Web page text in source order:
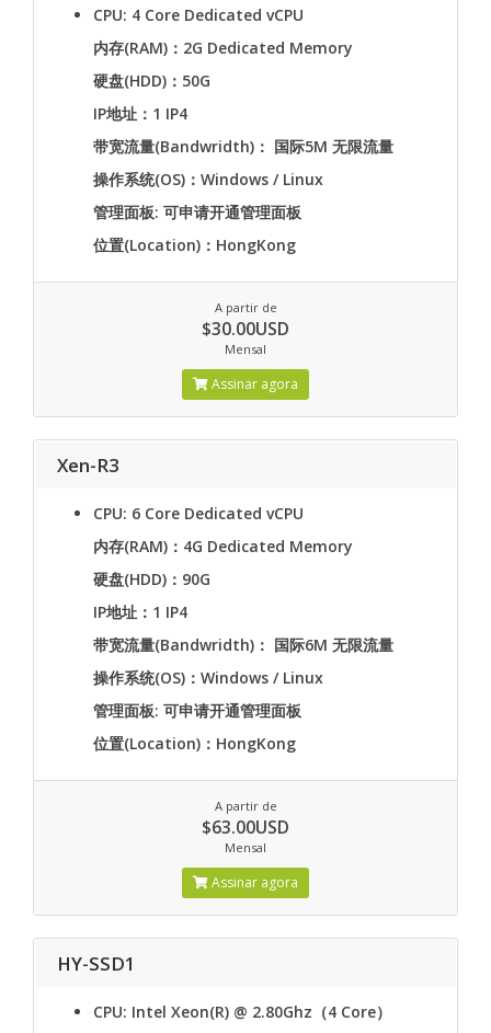
CPU: 4 Core Dedicated vCPU
内存(RAM)：2G Dedicated Memory
硬盘(HDD)：50G
IP地址：1 IP4
带宽流量(Bandwridth)： 国际5M 无限流量
操作系统(OS)：Windows / Linux
管理面板: 可申请开通管理面板
位置(Location)：HongKong
A partir de
$30.00USD
Mensal
Assinar agora
Xen-R3
CPU: 6 Core Dedicated vCPU
内存(RAM)：4G Dedicated Memory
硬盘(HDD)：90G
IP地址：1 IP4
带宽流量(Bandwridth)： 国际6M 无限流量
操作系统(OS)：Windows / Linux
管理面板: 可申请开通管理面板
位置(Location)：HongKong
A partir de
$63.00USD
Mensal
Assinar agora
HY-SSD1
CPU: Intel Xeon(R) @ 2.80Ghz（4 Core）